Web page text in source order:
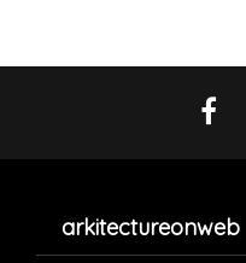
arkitectureonweb